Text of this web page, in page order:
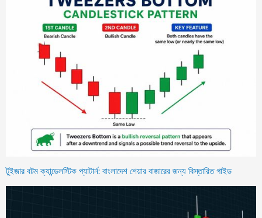
টুইজার বটম ক্যান্ডেলস্টিক প্যাটার্ন: বাংলাদেশ শেয়ার বাজারের জন্য বিস্তারিত গাইড